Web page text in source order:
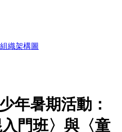
組織架構圖
年暑期活動：
入門班〉與〈童